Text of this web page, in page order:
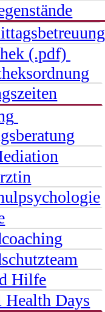
(.pdf)
Hilfe
Health Days